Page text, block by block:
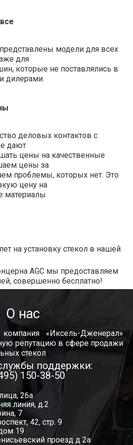
представлены модели для всех
для
которые не поставлялись в
дилерами.
деловых контактов с
дают
цены на качественные
цены за
проблемы, которых нет. Это
цену на
материалы.
на установку стекол в нашей
AGC мы предоставляем
совершенно бесплатно!
О нас
«Иксель-Дженерал»
репутацию в сфере продажи
стекол
поддержки:
150-38-50
26а
линия, д.2
7
42, стр. 9
19
проезд д 2а